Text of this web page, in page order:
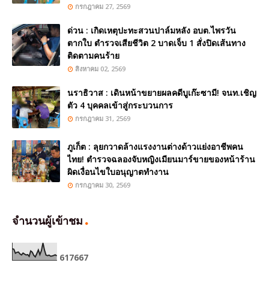
กรกฎาคม 27, 2569
ด่วน : เกิดเหตุปะทะสวนปาล์มหลัง อบต.ไพรวัน
ตากใบ ตำรวจเสียชีวิต 2 บาดเจ็บ 1 สั่งปิดเส้นทาง
ติดตามคนร้าย
สิงหาคม 02, 2569
นราธิวาส : เดินหน้าขยายผลคดีบูเก๊ะซามี! จนท.เชิญ
ตัว 4 บุคคลเข้าสู่กระบวนการ
กรกฎาคม 31, 2569
ภูเก็ต : ลุยกวาดล้างแรงงานต่างด้าวแย่งอาชีพคน
ไทย! ตำรวจฉลองจับหญิงเมียนมาร์ขายของหน้าร้าน
ผิดเงื่อนไขใบอนุญาตทำงาน
กรกฎาคม 30, 2569
จำนวนผู้เข้าชม
617667